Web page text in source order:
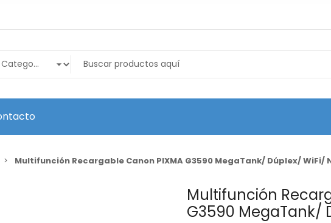
Multifunción Recargable Canon PIXMA G3590 MegaTank/ Dúplex/ WiFi/
Multifunción
G3590 MegaTank/